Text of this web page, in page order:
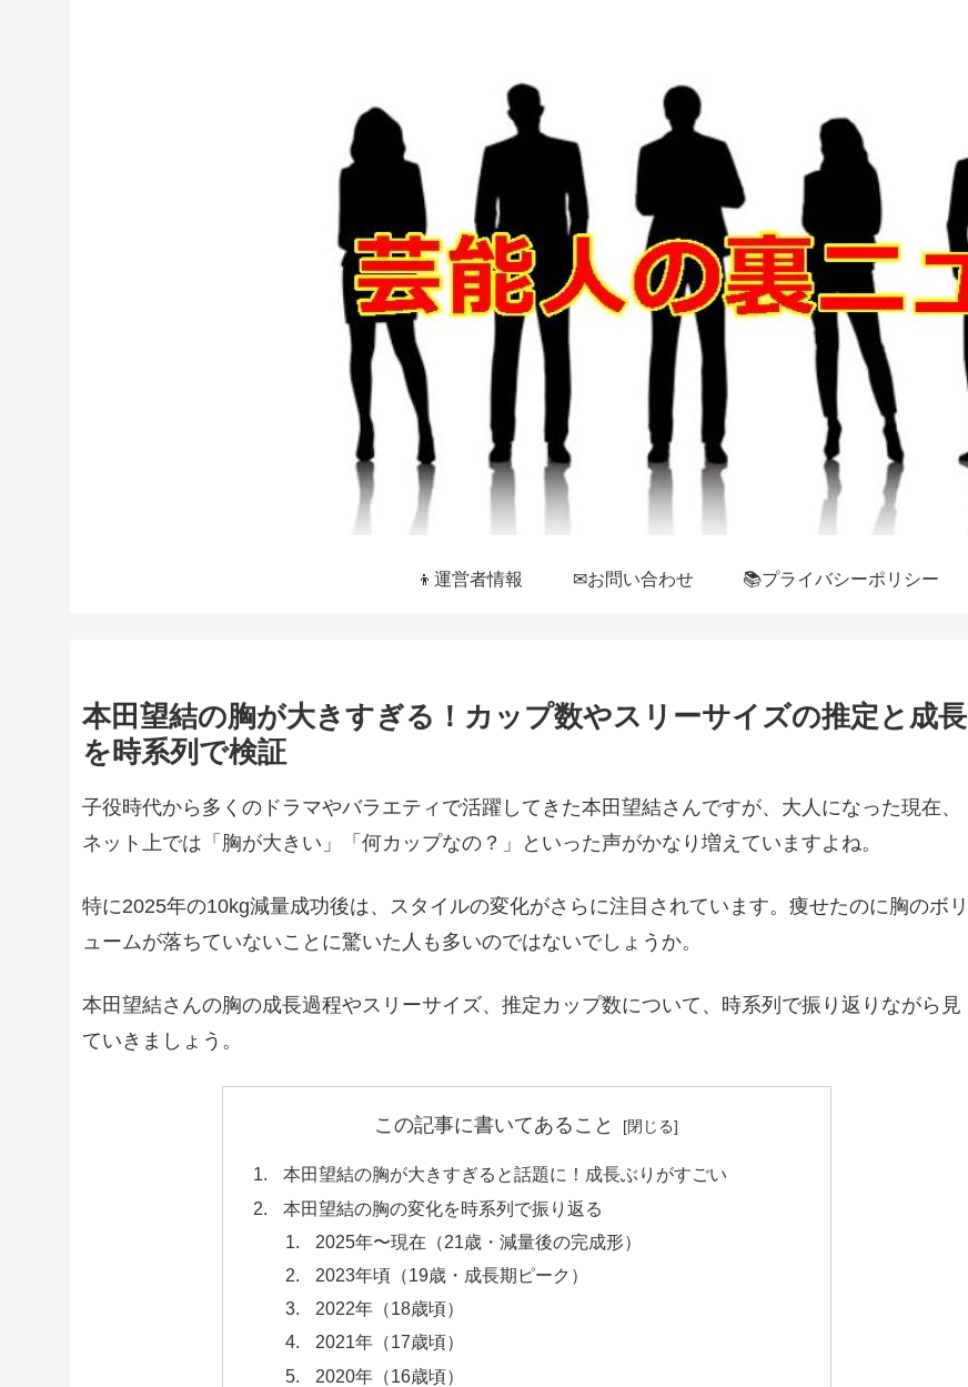
👦運営者情報 ✉お問い合わせ 📚プライバシーポリシー
本田望結の胸が大きすぎる！カップ数やスリーサイズの推定と成長
を時系列で検証
子役時代から多くのドラマやバラエティで活躍してきた本田望結さんですが、大人になった現在、
ネット上では「胸が大きい」「何カップなの？」といった声がかなり増えていますよね。
特に2025年の10kg減量成功後は、スタイルの変化がさらに注目されています。痩せたのに胸のボリ
ュームが落ちていないことに驚いた人も多いのではないでしょうか。
本田望結さんの胸の成長過程やスリーサイズ、推定カップ数について、時系列で振り返りながら見
ていきましょう。
この記事に書いてあること
本田望結の胸が大きすぎると話題に！成長ぶりがすごい
本田望結の胸の変化を時系列で振り返る
2025年〜現在（21歳・減量後の完成形）
2023年頃（19歳・成長期ピーク）
2022年（18歳頃）
2021年（17歳頃）
2020年（16歳頃）